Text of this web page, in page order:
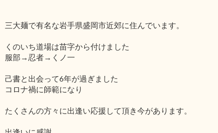
三大麺で有名な岩手県盛岡市近郊に住んでいます。
くのいち道場は苗字から付けました
服部→忍者→くノ一
己書と出会って6年が過ぎました
コロナ禍に師範になり
たくさんの方々に出逢い応援して頂き今があります。